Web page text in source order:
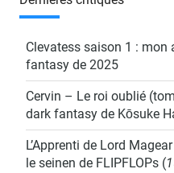
Clevatess saison 1 : mon
fantasy de 2025
Cervin – Le roi oublié
dark fantasy de Kōsuke
L’Apprenti de Lord
le seinen de FLIPFLOPs (